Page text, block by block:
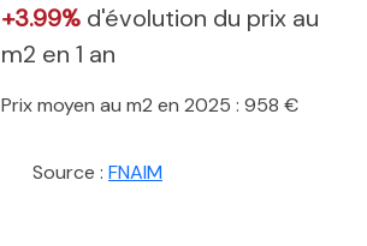
+3.99% d'évolution du prix au
m2 en 1 an
Prix moyen au m2 en 2025 : 958 €
Source : FNAIM